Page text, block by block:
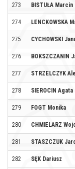
273 BISTUŁA Marcin
274 LENCKOWSKA
275 CYCHOWSKI
276 BOKSZCZANIN
277 STRZELCZYK
278 SIEROCIN Agata
279 FOGT Monika
280 CHMIELARZ
281 STASZCZUK
282 SĘK Dariusz